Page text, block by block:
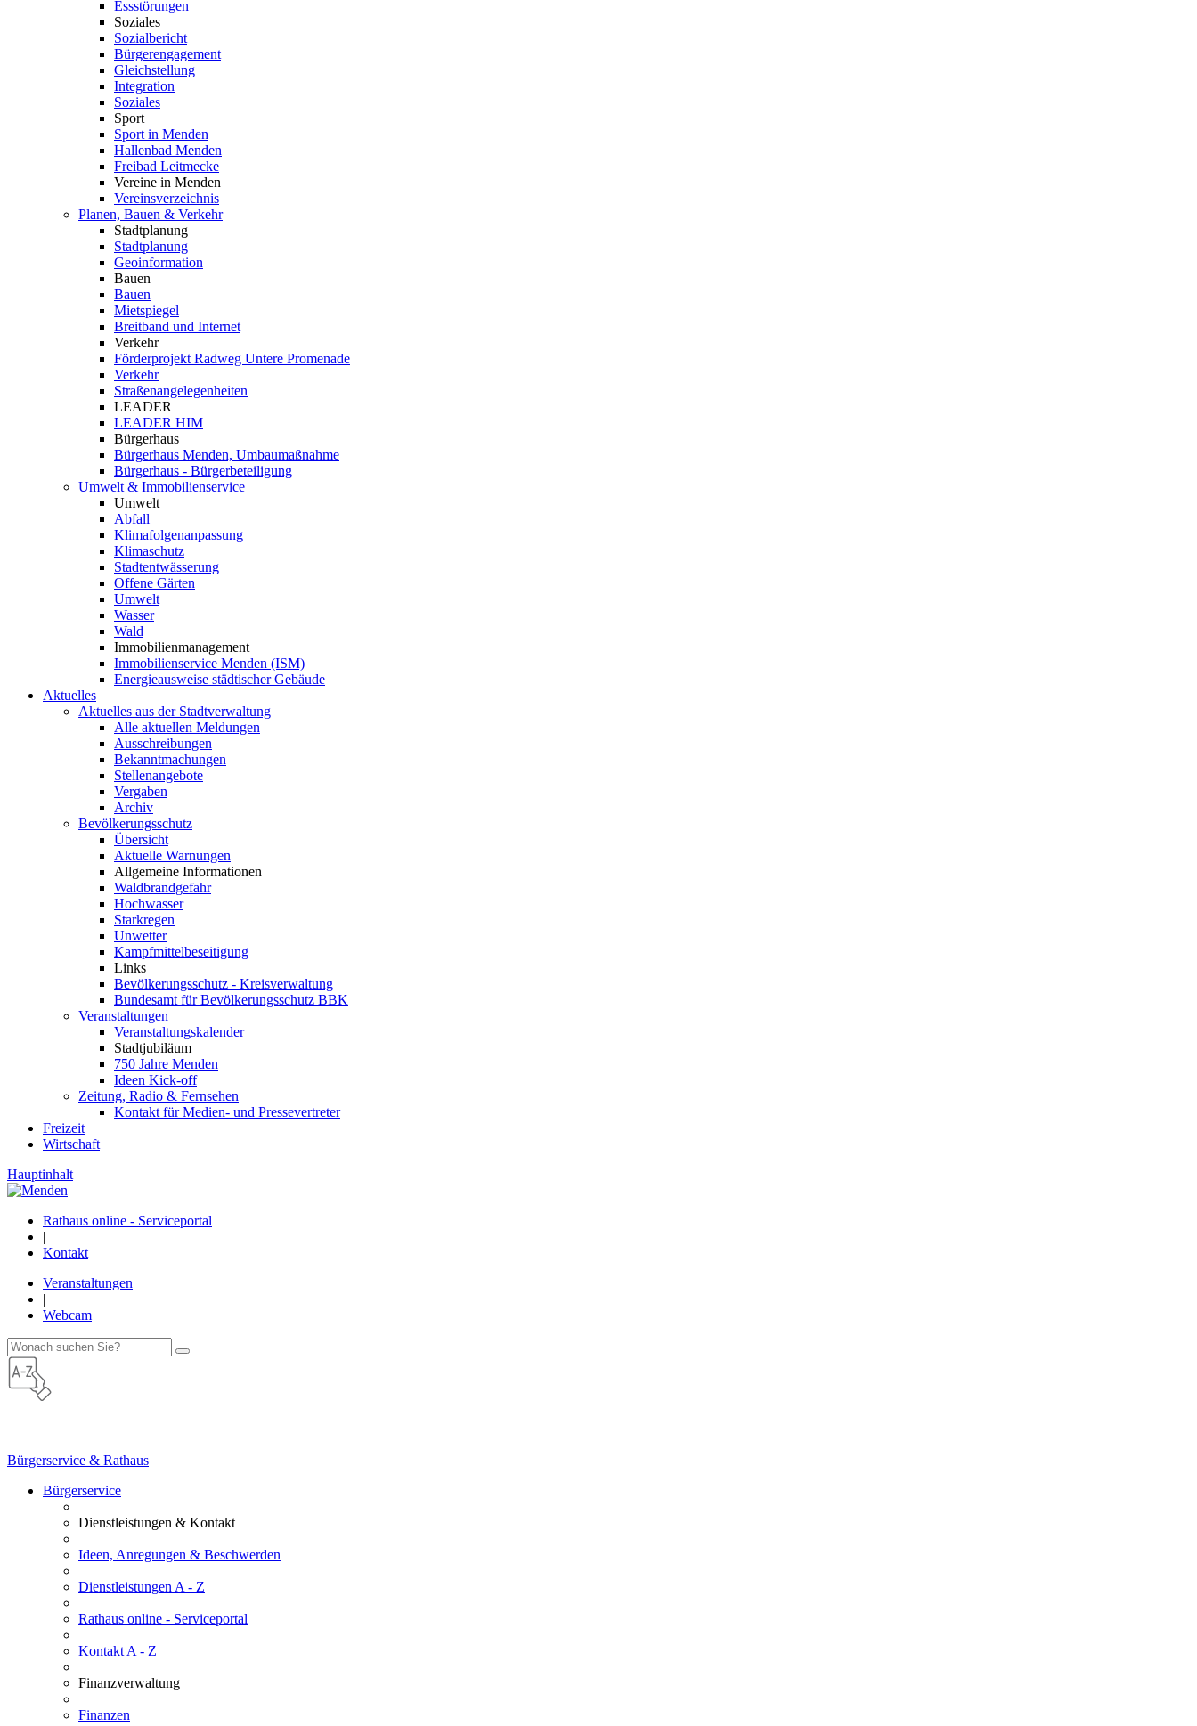
Essstörungen
Soziales
Sozialbericht
Bürgerengagement
Gleichstellung
Integration
Soziales
Sport
Sport in Menden
Hallenbad Menden
Freibad Leitmecke
Vereine in Menden
Vereinsverzeichnis
Planen, Bauen & Verkehr
Stadtplanung
Stadtplanung
Geoinformation
Bauen
Bauen
Mietspiegel
Breitband und Internet
Verkehr
Förderprojekt Radweg Untere Promenade
Verkehr
Straßenangelegenheiten
LEADER
LEADER HIM
Bürgerhaus
Bürgerhaus Menden, Umbaumaßnahme
Bürgerhaus - Bürgerbeteiligung
Umwelt & Immobilienservice
Umwelt
Abfall
Klimafolgenanpassung
Klimaschutz
Stadtentwässerung
Offene Gärten
Umwelt
Wasser
Wald
Immobilienmanagement
Immobilienservice Menden (ISM)
Energieausweise städtischer Gebäude
Aktuelles
Aktuelles aus der Stadtverwaltung
Alle aktuellen Meldungen
Ausschreibungen
Bekanntmachungen
Stellenangebote
Vergaben
Archiv
Bevölkerungsschutz
Übersicht
Aktuelle Warnungen
Allgemeine Informationen
Waldbrandgefahr
Hochwasser
Starkregen
Unwetter
Kampfmittelbeseitigung
Links
Bevölkerungsschutz - Kreisverwaltung
Bundesamt für Bevölkerungsschutz BBK
Veranstaltungen
Veranstaltungskalender
Stadtjubiläum
750 Jahre Menden
Ideen Kick-off
Zeitung, Radio & Fernsehen
Kontakt für Medien- und Pressevertreter
Freizeit
Wirtschaft
Hauptinhalt
Rathaus online - Serviceportal
|
Kontakt
Veranstaltungen
|
Webcam
Bürgerservice & Rathaus
Bürgerservice
Dienstleistungen & Kontakt
Ideen, Anregungen & Beschwerden
Dienstleistungen A - Z
Rathaus online - Serviceportal
Kontakt A - Z
Finanzverwaltung
Finanzen